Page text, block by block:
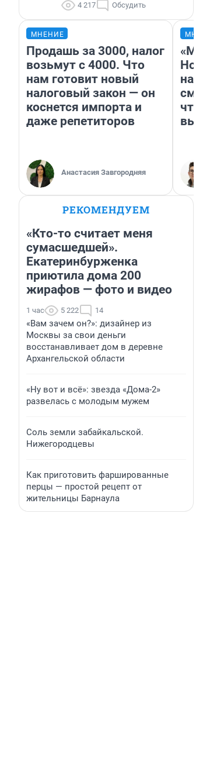
4 217 Обсудить
МНЕНИЕ
Продашь за 3000, налог
возьмут с 4000. Что
нам готовит новый
налоговый закон — он
коснется импорта и
даже репетиторов
Анастасия Завгородняя
«Мы
РЕКОМЕНДУЕМ
«Кто-то считает меня
сумасшедшей».
Екатеринбурженка
приютила дома 200
жирафов — фото и видео
1 час 5 222 14
«Вам зачем он?»: дизайнер из
Москвы за свои деньги
восстанавливает дом в деревне
Архангельской области
«Ну вот и всё»: звезда «Дома-2»
развелась с молодым мужем
Соль земли забайкальской.
Нижегородцевы
Как приготовить фаршированные
перцы — простой рецепт от
жительницы Барнаула